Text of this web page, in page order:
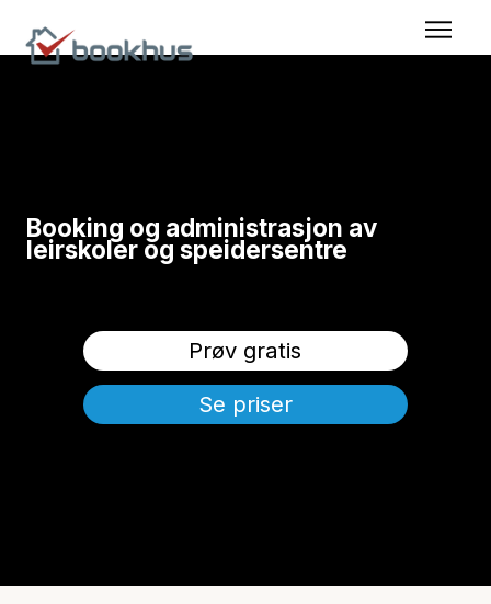
Booking og administrasjon av
leirskoler og speidersentre
Prøv gratis
Se priser